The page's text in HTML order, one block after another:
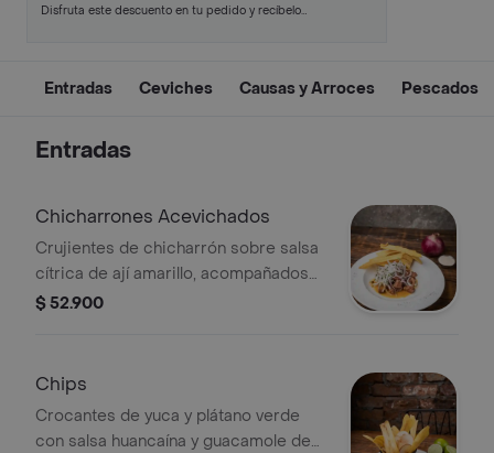
Disfruta este descuento en tu pedido y recíbelo
Entradas Ceviches Causas y Arroces Pescados
Entradas
Chicharrones Acevichados
Crujientes de chicharrón sobre salsa
cítrica de ají amarillo, acompañados
de salsa criolla peruana, chips de
$ 52.900
Chips
Crocantes de yuca y plátano verde
con salsa huancaína y guacamole de